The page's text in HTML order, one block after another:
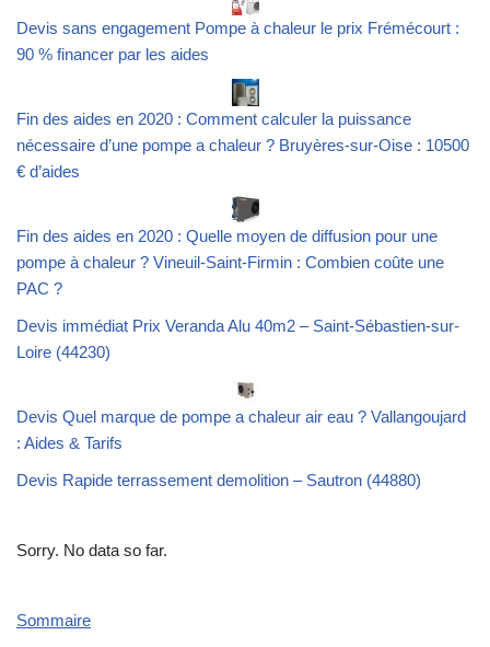
Devis sans engagement Pompe à chaleur le prix Frémécourt :
90 % financer par les aides
Fin des aides en 2020 : Comment calculer la puissance
nécessaire d’une pompe a chaleur ? Bruyères-sur-Oise : 10500
€ d’aides
Fin des aides en 2020 : Quelle moyen de diffusion pour une
pompe à chaleur ? Vineuil-Saint-Firmin : Combien coûte une
PAC ?
Devis immédiat Prix Veranda Alu 40m2 – Saint-Sébastien-sur-
Loire (44230)
Devis Quel marque de pompe a chaleur air eau ? Vallangoujard
: Aides & Tarifs
Devis Rapide terrassement demolition – Sautron (44880)
Sorry. No data so far.
Sommaire